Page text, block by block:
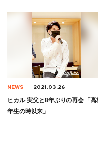
NEWS 2021.03.26
ヒカル 実父と8年ぶりの再会「高
年生の時以来」